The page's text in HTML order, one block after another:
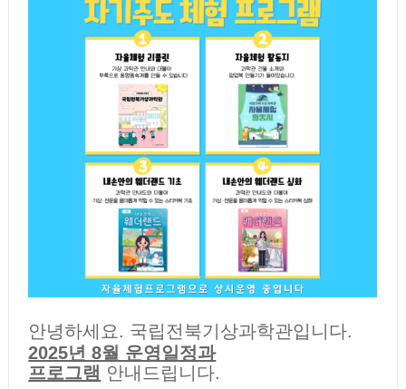
안녕하세요. 국립전북기상과학관입니다.
2025년 8월 운영일정과
프로그램 안내드립니다.